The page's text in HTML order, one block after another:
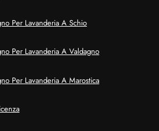
Per Lavanderia A Schio
Per Lavanderia A Valdagno
Per Lavanderia A Marostica